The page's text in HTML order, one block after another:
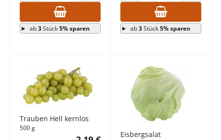
ab3Stück5% sparen ab3Stück5% sparen
Trauben Hell kernlos
500 g
Eisbergsalat